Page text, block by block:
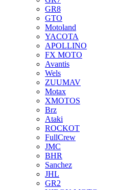
GR8
GTO
Motoland
YACOTA
APOLLINO
FX MOTO
Avantis
Wels
ZUUMAV
Motax
XMOTOS
Brz
Ataki
ROCKOT
FullCrew
JMC
BHR
Sanchez
JHL
GR2